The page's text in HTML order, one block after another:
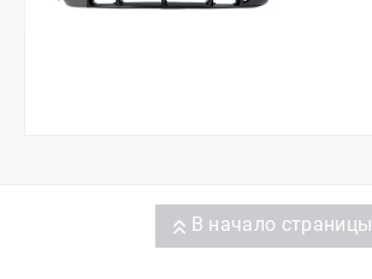
В начало страницы